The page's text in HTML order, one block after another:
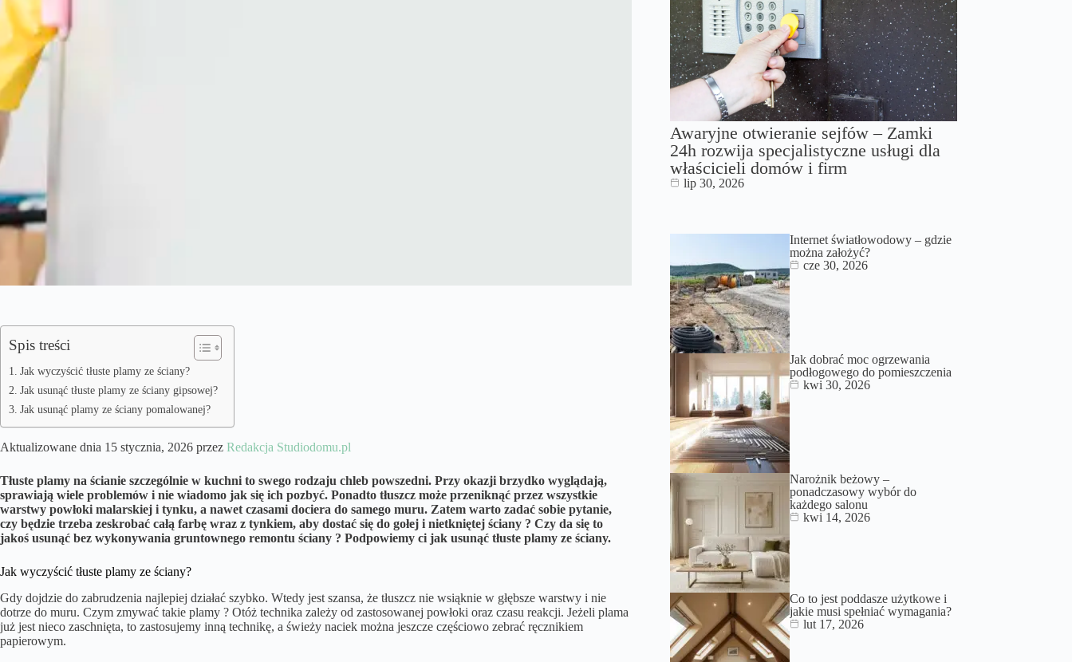
Spis treści
Jak wyczyścić tłuste plamy ze ściany?
Jak usunąć tłuste plamy ze ściany gipsowej?
Jak usunąć plamy ze ściany pomalowanej?
Aktualizowane dnia 15 stycznia, 2026 przez Redakcja Studiodomu.pl
Tłuste plamy na ścianie szczególnie w kuchni to swego rodzaju chleb powszedni. Przy okazji brzydko wyglądają,
sprawiają wiele problemów i nie wiadomo jak się ich pozbyć. Ponadto tłuszcz może przeniknąć przez wszystkie
warstwy powłoki malarskiej i tynku, a nawet czasami dociera do samego muru. Zatem warto zadać sobie pytanie,
czy będzie trzeba zeskrobać całą farbę wraz z tynkiem, aby dostać się do gołej i nietkniętej ściany ? Czy da się to
jakoś usunąć bez wykonywania gruntownego remontu ściany ? Podpowiemy ci jak usunąć tłuste plamy ze ściany.
Jak wyczyścić tłuste plamy ze ściany?
Gdy dojdzie do zabrudzenia najlepiej działać szybko. Wtedy jest szansa, że tłuszcz nie wsiąknie w głębsze warstwy i nie
dotrze do muru. Czym zmywać takie plamy ? Otóż technika zależy od zastosowanej powłoki oraz czasu reakcji. Jeżeli plama
już jest nieco zaschnięta, to zastosujemy inną technikę, a świeży naciek można jeszcze częściowo zebrać ręcznikiem
papierowym.
Awaryjne otwieranie sejfów – Zamki
24h rozwija specjalistyczne usługi dla
właścicieli domów i firm
lip 30, 2026
Internet światłowodowy – gdzie
można założyć?
cze 30, 2026
Jak dobrać moc ogrzewania
podłogowego do pomieszczenia
kwi 30, 2026
Narożnik beżowy –
ponadczasowy wybór do
każdego salonu
kwi 14, 2026
Co to jest poddasze użytkowe i
jakie musi spełniać wymagania?
lut 17, 2026